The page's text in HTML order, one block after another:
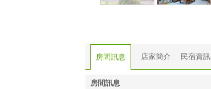
房間訊息 店家簡介 民宿資訊
房間訊息